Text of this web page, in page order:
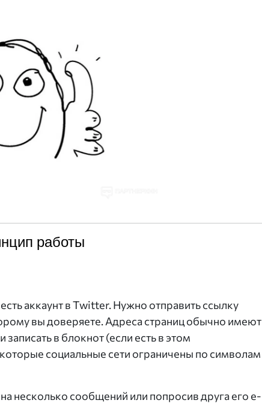
работы
аккаунт в Twitter. Нужно отправить ссылку
вы доверяете. Адреса страниц обычно имеют
в блокнот (если есть в этом
социальные сети ограничены по символам
несколько сообщений или попросив друга его e-